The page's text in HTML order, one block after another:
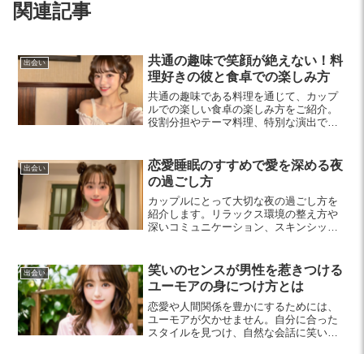
関連記事
出会い
共通の趣味で笑顔が絶えない！料
理好きの彼と食卓での楽しみ方
共通の趣味である料理を通じて、カップ
ルでの楽しい食卓の楽しみ方をご紹介。
役割分担やテーマ料理、特別な演出で、
出会い
恋愛睡眠のすすめで愛を深める夜
の過ごし方
カップルにとって大切な夜の過ごし方を
紹介します。リラックス環境の整え方や
深いコミュニケーション、スキンシップ
共有するヒントが満載です。
出会い
笑いのセンスが男性を惹きつける
ユーモアの身につけ方とは
恋愛や人間関係を豊かにするためには、
ユーモアが欠かせません。自分に合った
スタイルを見つけ、自然な会話に笑いを